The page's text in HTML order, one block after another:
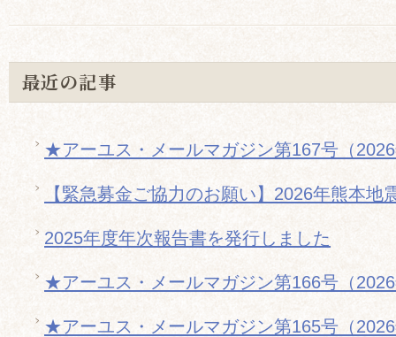
最近の記事
★アーユス・メールマガジン第167号（
【緊急募金ご協力のお願い】2026年熊本地
2025年度年次報告書を発行しました
★アーユス・メールマガジン第166号（
★アーユス・メールマガジン第165号（